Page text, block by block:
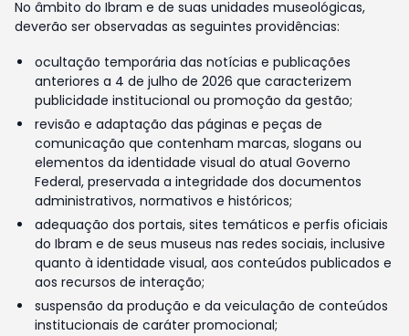
No âmbito do Ibram e de suas unidades museológicas,
deverão ser observadas as seguintes providências:
ocultação temporária das notícias e publicações
anteriores a 4 de julho de 2026 que caracterizem
publicidade institucional ou promoção da gestão;
revisão e adaptação das páginas e peças de
comunicação que contenham marcas, slogans ou
elementos da identidade visual do atual Governo
Federal, preservada a integridade dos documentos
administrativos, normativos e históricos;
adequação dos portais, sites temáticos e perfis oficiais
do Ibram e de seus museus nas redes sociais, inclusive
quanto à identidade visual, aos conteúdos publicados e
aos recursos de interação;
suspensão da produção e da veiculação de conteúdos
institucionais de caráter promocional;